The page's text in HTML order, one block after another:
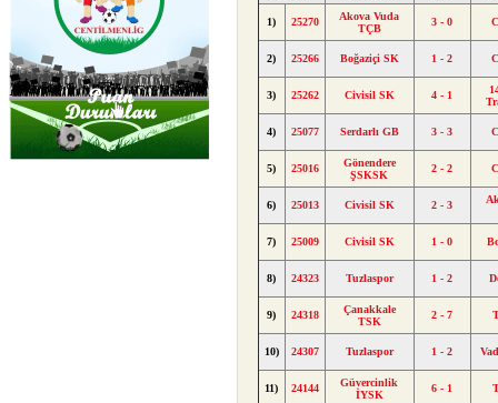
1) 25270
Akova Vuda
TÇB
3 - 0
2) 25266 Boğaziçi SK 1 - 2
3) 25262 Civisil SK 4 - 1
4) 25077 Serdarlı GB 3 - 3
5) 25016
Gönendere
ŞSKSK
2 - 2
6) 25013 Civisil SK 2 - 3
7) 25009 Civisil SK 1 - 0
8) 24323 Tuzlaspor 1 - 2
9) 24318
Çanakkale
TSK
2 - 7
10) 24307 Tuzlaspor 1 - 2
11) 24144
Güvercinlik
İYSK
6 - 1